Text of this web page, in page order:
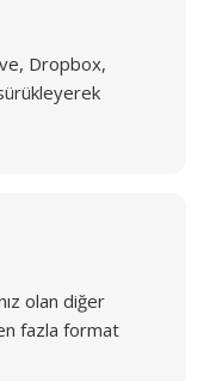
Dropbox,
olan diğer
fazla format